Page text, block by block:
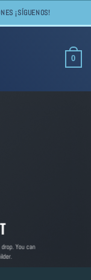
¡SÍGUENOS!
0
You can